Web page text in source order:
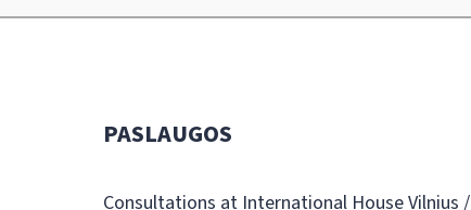
PASLAUGOS
Consultations at International House Vilnius /